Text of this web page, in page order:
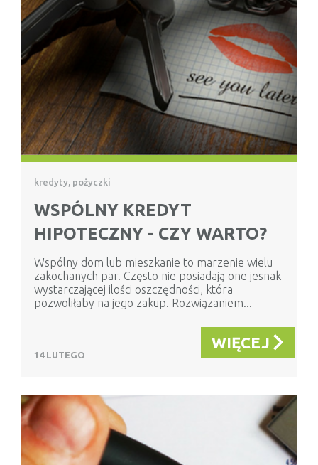
kredyty, pożyczki
WSPÓLNY KREDYT
HIPOTECZNY - CZY WARTO?
Wspólny dom lub mieszkanie to marzenie wielu
zakochanych par. Często nie posiadają one jesnak
wystarczającej ilości oszczędności, która
pozwoliłaby na jego zakup. Rozwiązaniem...
14 LUTEGO
WIĘCEJ